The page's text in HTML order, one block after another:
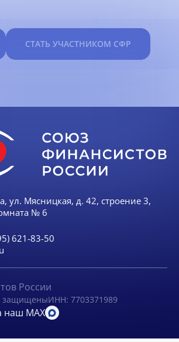
СТАТЬ УЧАСТНИКОМ СФР
ул. Мясницкая, д. 42, строение 3,
№ 6
621-83-50
России
защищеныИНН: 7703371989
наш MAX